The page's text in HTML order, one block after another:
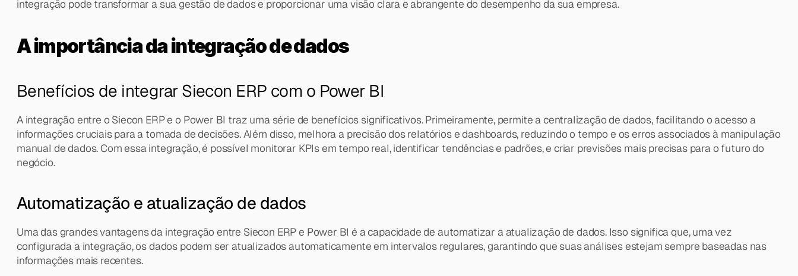
integração pode transformar a sua gestão de dados e proporcionar uma visão clara e abrangente do desempenho da sua empresa.
A importância da integração de dados
Benefícios de integrar Siecon ERP com o Power BI
A integração entre o Siecon ERP e o Power BI traz uma série de benefícios significativos. Primeiramente, permite a centralização de dados, facilitando o acesso a
informações cruciais para a tomada de decisões. Além disso, melhora a precisão dos relatórios e dashboards, reduzindo o tempo e os erros associados à manipulação
manual de dados. Com essa integração, é possível monitorar KPIs em tempo real, identificar tendências e padrões, e criar previsões mais precisas para o futuro do
negócio.
Automatização e atualização de dados
Uma das grandes vantagens da integração entre Siecon ERP e Power BI é a capacidade de automatizar a atualização de dados. Isso significa que, uma vez
configurada a integração, os dados podem ser atualizados automaticamente em intervalos regulares, garantindo que suas análises estejam sempre baseadas nas
informações mais recentes.